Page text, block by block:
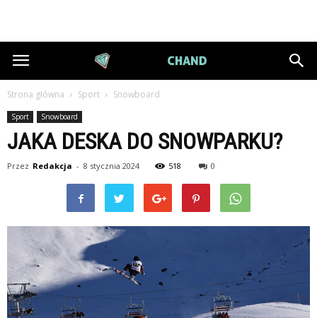
DiamondChand.pl
Strona główna Sport Snowboard
Sport Snowboard
JAKA DESKA DO SNOWPARKU?
Przez Redakcja - 8 stycznia 2024 518 0